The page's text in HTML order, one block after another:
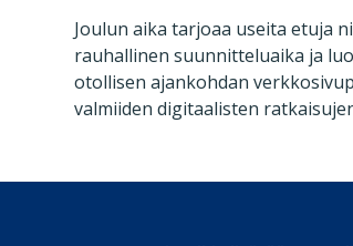
Joulun aika tarjoaa useita etuja
rauhallinen suunnitteluaika ja
otollisen ajankohdan
valmiiden digitaalisten